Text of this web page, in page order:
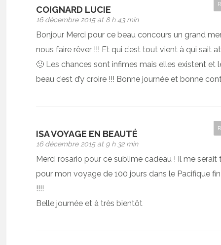
COIGNARD LUCIE
16 décembre 2015 at 8 h 43 min
Bonjour Merci pour ce beau concours un grand
nous faire rêver !!! Et qui c’est tout vient à qui sait
🙂 Les chances sont infimes mais elles existent et
beau c’est d’y croire !!! Bonne journée et bonne
ISA VOYAGE EN BEAUTÉ
16 décembre 2015 at 9 h 32 min
Merci rosario pour ce sublime cadeau ! Il me serait
pour mon voyage de 100 jours dans le Pacifique
!!!!
Belle journée et à très bientôt